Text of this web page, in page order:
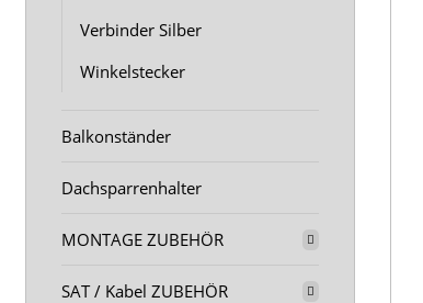
Verbinder Silber
Winkelstecker
Balkonständer
Dachsparrenhalter
MONTAGE ZUBEHÖR
SAT / Kabel ZUBEHÖR